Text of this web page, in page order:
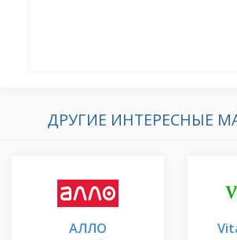
ДРУГИЕ ИНТЕРЕСНЫЕ
АЛЛО